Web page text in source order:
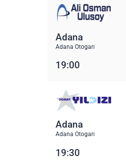
Adana
Adana Otogarı
19:00
Adana
Adana Otogarı
19:30